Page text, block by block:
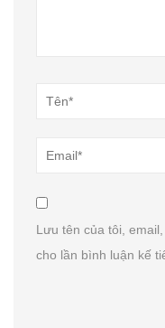
Lưu tên của tôi,
cho lần bình luận kế